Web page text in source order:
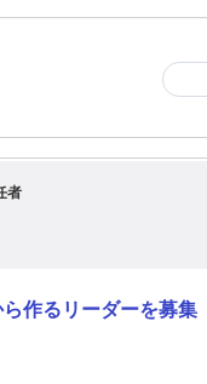
知識や接客方法などを 基礎か
事情なども一つ一つ丁寧にお
・休日にお客様や店舗から連
暇の取得率も100％！ 【企業理念】 「
繁栄と地域社会に貢献する企業」
る当社の中でも勢いに乗っ
けている成長事業です。 今
活躍の幅が広がります。
者
作るリーダーを募集